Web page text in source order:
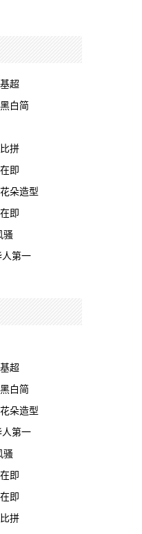
超
白简
拼
即
朵造型
即
骚
第一
超
白简
朵造型
第一
骚
即
即
拼